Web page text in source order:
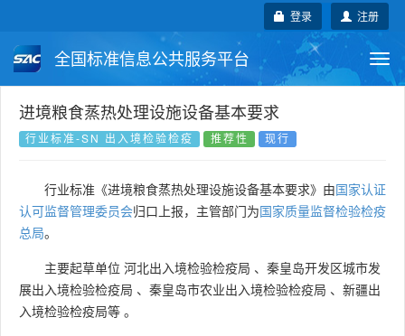
注册
登录
全国标准信息公共服务平台
国家标准 行业标准
国外标准 技术委员会
进境粮食蒸热处理设施设备基本要求
行业标准-SN 出入境检验检疫 推荐性 现行
行业标准《进境粮食蒸热处理设施设备基本要求》由国家认证
认可监督管理委员会归口上报，主管部门为国家质量监督检验检疫
总局。
主要起草单位 河北出入境检验检疫局 、 秦皇岛开发区城市发
展出入境检验检疫局 、 秦皇岛市农业出入境检验检疫局 、 新疆出
入境检验检疫局等 。